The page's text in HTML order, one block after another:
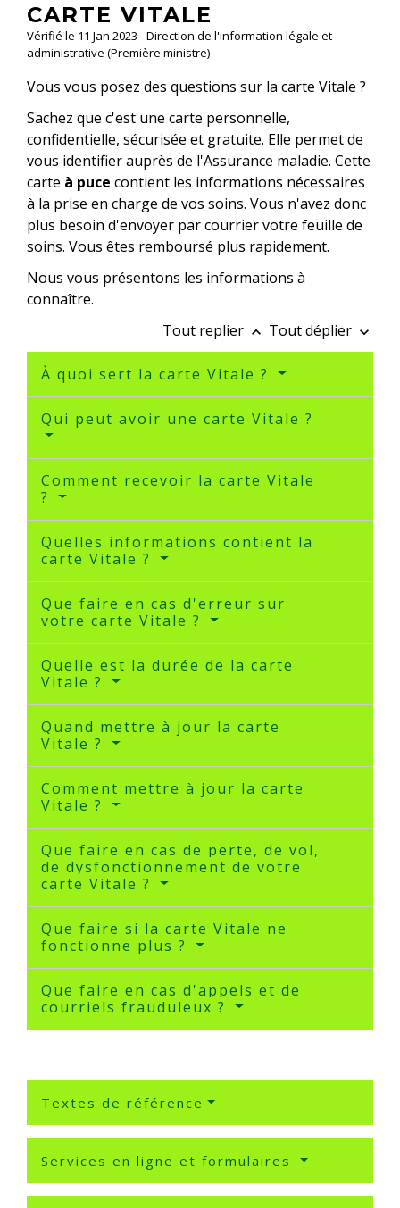
CARTE VITALE
Vérifié le 11 Jan 2023 - Direction de l'information légale et
administrative (Première ministre)
Vous vous posez des questions sur la carte Vitale ?
Sachez que c'est une carte personnelle,
confidentielle, sécurisée et gratuite. Elle permet de
vous identifier auprès de l'Assurance maladie. Cette
carte à puce contient les informations nécessaires
à la prise en charge de vos soins. Vous n'avez donc
plus besoin d'envoyer par courrier votre feuille de
soins. Vous êtes remboursé plus rapidement.
Nous vous présentons les informations à
connaître.
Tout replier keyboard_arrow_up Tout déplier keyboard_arrow_down
À quoi sert la carte Vitale ?
Qui peut avoir une carte Vitale ?
Comment recevoir la carte Vitale
?
Quelles informations contient la
carte Vitale ?
Que faire en cas d'erreur sur
votre carte Vitale ?
Quelle est la durée de la carte
Vitale ?
Quand mettre à jour la carte
Vitale ?
Comment mettre à jour la carte
Vitale ?
Que faire en cas de perte, de vol,
de dysfonctionnement de votre
carte Vitale ?
Que faire si la carte Vitale ne
fonctionne plus ?
Que faire en cas d'appels et de
courriels frauduleux ?
Textes de référence
Services en ligne et formulaires